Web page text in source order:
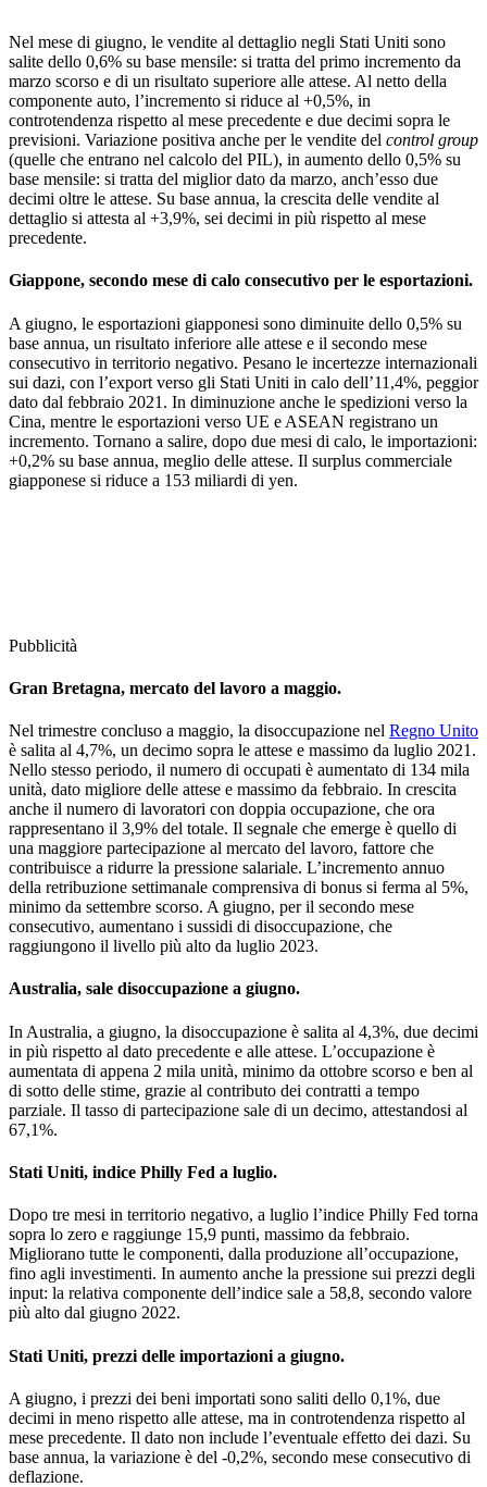
Nel mese di giugno, le vendite al dettaglio negli Stati Uniti sono
salite dello 0,6% su base mensile: si tratta del primo incremento da
marzo scorso e di un risultato superiore alle attese. Al netto della
componente auto, l’incremento si riduce al +0,5%, in
controtendenza rispetto al mese precedente e due decimi sopra le
previsioni. Variazione positiva anche per le vendite del control group
(quelle che entrano nel calcolo del PIL), in aumento dello 0,5% su
base mensile: si tratta del miglior dato da marzo, anch’esso due
decimi oltre le attese. Su base annua, la crescita delle vendite al
dettaglio si attesta al +3,9%, sei decimi in più rispetto al mese
precedente.
Giappone, secondo mese di calo consecutivo per le esportazioni.
A giugno, le esportazioni giapponesi sono diminuite dello 0,5% su
base annua, un risultato inferiore alle attese e il secondo mese
consecutivo in territorio negativo. Pesano le incertezze internazionali
sui dazi, con l’export verso gli Stati Uniti in calo dell’11,4%, peggior
dato dal febbraio 2021. In diminuzione anche le spedizioni verso la
Cina, mentre le esportazioni verso UE e ASEAN registrano un
incremento. Tornano a salire, dopo due mesi di calo, le importazioni:
+0,2% su base annua, meglio delle attese. Il surplus commerciale
giapponese si riduce a 153 miliardi di yen.
Pubblicità
Gran Bretagna, mercato del lavoro a maggio.
Nel trimestre concluso a maggio, la disoccupazione nel Regno Unito
è salita al 4,7%, un decimo sopra le attese e massimo da luglio 2021.
Nello stesso periodo, il numero di occupati è aumentato di 134 mila
unità, dato migliore delle attese e massimo da febbraio. In crescita
anche il numero di lavoratori con doppia occupazione, che ora
rappresentano il 3,9% del totale. Il segnale che emerge è quello di
una maggiore partecipazione al mercato del lavoro, fattore che
contribuisce a ridurre la pressione salariale. L’incremento annuo
della retribuzione settimanale comprensiva di bonus si ferma al 5%,
minimo da settembre scorso. A giugno, per il secondo mese
consecutivo, aumentano i sussidi di disoccupazione, che
raggiungono il livello più alto da luglio 2023.
Australia, sale disoccupazione a giugno.
In Australia, a giugno, la disoccupazione è salita al 4,3%, due decimi
in più rispetto al dato precedente e alle attese. L’occupazione è
aumentata di appena 2 mila unità, minimo da ottobre scorso e ben al
di sotto delle stime, grazie al contributo dei contratti a tempo
parziale. Il tasso di partecipazione sale di un decimo, attestandosi al
67,1%.
Stati Uniti, indice Philly Fed a luglio.
Dopo tre mesi in territorio negativo, a luglio l’indice Philly Fed torna
sopra lo zero e raggiunge 15,9 punti, massimo da febbraio.
Migliorano tutte le componenti, dalla produzione all’occupazione,
fino agli investimenti. In aumento anche la pressione sui prezzi degli
input: la relativa componente dell’indice sale a 58,8, secondo valore
più alto dal giugno 2022.
Stati Uniti, prezzi delle importazioni a giugno.
A giugno, i prezzi dei beni importati sono saliti dello 0,1%, due
decimi in meno rispetto alle attese, ma in controtendenza rispetto al
mese precedente. Il dato non include l’eventuale effetto dei dazi. Su
base annua, la variazione è del -0,2%, secondo mese consecutivo di
deflazione.